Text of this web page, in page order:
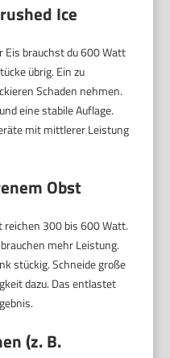
Ice
Eis brauchst du 600 Watt
übrig. Ein zu
Schaden nehmen.
eine stabile Auflage.
mit mittlerer Leistung
Obst
300 bis 600 Watt.
mehr Leistung.
stückig. Schneide große
dazu. Das entlastet
(z. B.